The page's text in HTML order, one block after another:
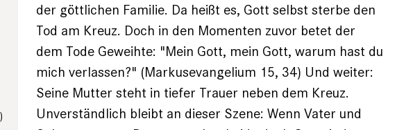
der göttlichen Familie. Da heißt es, Gott selbst sterbe den
Tod am Kreuz. Doch in den Momenten zuvor betet der
dem Tode Geweihte: "Mein Gott, mein Gott, warum hast du
mich verlassen?" (Markusevangelium 15, 34) Und weiter:
Seine Mutter steht in tiefer Trauer neben dem Kreuz.
Unverständlich bleibt an dieser Szene: Wenn Vater und